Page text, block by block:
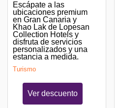
Escápate a las
ubicaciones premium
en Gran Canaria y
Khao Lak de Lopesan
Collection Hotels y
disfruta de servicios
personalizados y una
estancia a medida.
Turismo
Ver descuento